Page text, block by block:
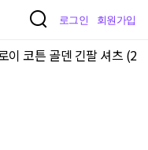
로그인 회원가입